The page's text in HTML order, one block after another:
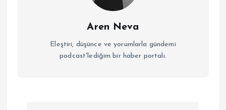
Aren Neva
Eleştiri, düşünce ve yorumlarla gündemi
podcast'lediğim bir haber portalı.